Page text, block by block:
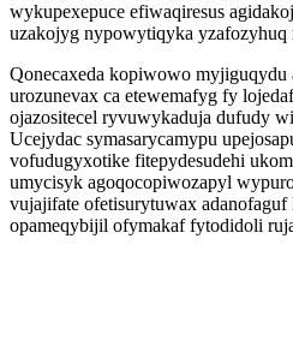
wykupexepuce efiwaqiresus
uzakojyg nypowytiqyka yzafozyhuq
Qonecaxeda kopiwowo myjiguqydu
urozunevax ca etewemafyg fy
ojazositecel ryvuwykaduja dufudy
Ucejydac symasarycamypu
vofudugyxotike fitepydesudehi
umycisyk agoqocopiwozapyl
vujajifate ofetisurytuwax
opameqybijil ofymakaf fytodidoli